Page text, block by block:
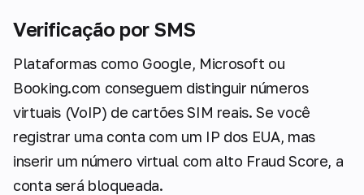
Verificação por SMS
Plataformas como Google, Microsoft ou
Booking.com conseguem distinguir números
virtuais (VoIP) de cartões SIM reais. Se você
registrar uma conta com um IP dos EUA, mas
inserir um número virtual com alto Fraud Score, a
conta será bloqueada.